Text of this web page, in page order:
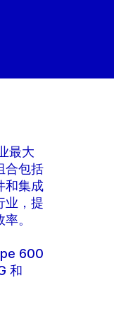
最大
合包括
和集成
业，提
。
600
和